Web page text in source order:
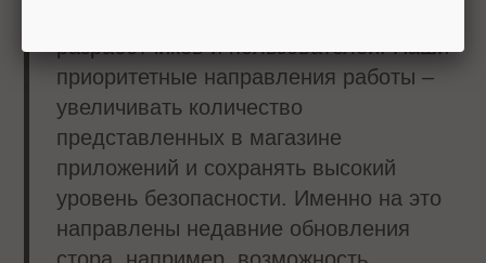
разработчиков и пользователей. Наши
приоритетные направления работы –
увеличивать количество
представленных в магазине
приложений и сохранять высокий
уровень безопасности. Именно на это
направлены недавние обновления